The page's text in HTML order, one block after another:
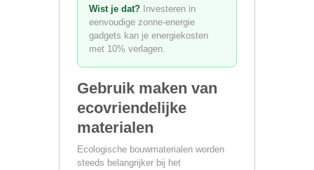
Wist je dat? Investeren in
eenvoudige zonne-energie
gadgets kan je energiekosten
met 10% verlagen.
Gebruik maken van
ecovriendelijke
materialen
Ecologische bouwmaterialen worden
steeds belangrijker bij het